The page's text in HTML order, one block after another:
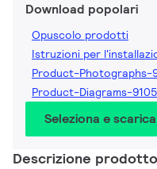
Download popolari
Opuscolo prodotti
Istruzioni per
Product-Photographs-
Product-Diagrams-
Seleziona e scarica
Descrizione prodotto